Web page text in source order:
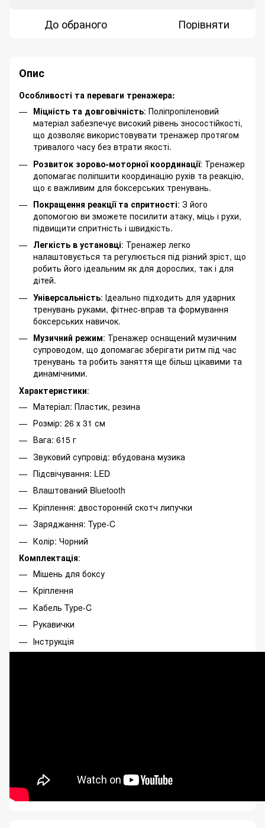
До обраного Порівняти
Опис
Особливості та переваги тренажера:
Міцність та довговічність: Поліпропіленовий
матеріал забезпечує високий рівень зносостійкості,
що дозволяє використовувати тренажер протягом
тривалого часу без втрати якості.
Розвиток зорово-моторної координації: Тренажер
допомагає поліпшити координацію рухів та реакцію,
що є важливим для боксерських тренувань.
Покращення реакції та спритності: З його
допомогою ви зможете посилити атаку, міць і рухи,
підвищити спритність і швидкість.
Легкість в установці: Тренажер легко
налаштовується та регулюється під різний зріст, що
робить його ідеальним як для дорослих, так і для
дітей.
Універсальність: Ідеально підходить для ударних
тренувань руками, фітнес-вправ та формування
боксерських навичок.
Музичний режим: Тренажер оснащений музичним
супроводом, що допомагає зберігати ритм під час
тренувань та робить заняття ще більш цікавими та
динамічними.
Характеристики:
Матеріал: Пластик, резина
Розмір: 26 х 31 см
Вага: 615 г
Звуковий супровід: вбудована музика
Підсвічування: LED
Влаштований Bluetooth
Кріплення: двосторонній скотч липучки
Заряджання: Type-C
Колір: Чорний
Комплектація:
Мішень для боксу
Кріплення
Кабель Type-C
Рукавички
Інструкція